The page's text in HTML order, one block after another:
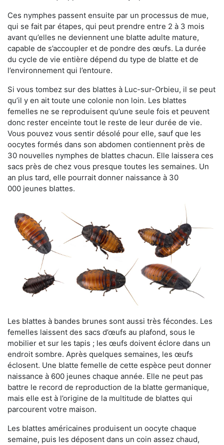
Ces nymphes passent ensuite par un processus de mue,
qui se fait par étapes, qui peut prendre entre 2 à 3 mois
avant qu’elles ne deviennent une blatte adulte mature,
capable de s’accoupler et de pondre des œufs. La durée
du cycle de vie entière dépend du type de blatte et de
l’environnement qui l’entoure.
Si vous tombez sur des blattes à Luc-sur-Orbieu, il se peut
qu’il y en ait toute une colonie non loin. Les blattes
femelles ne se reproduisent qu’une seule fois et peuvent
donc rester enceinte tout le reste de leur durée de vie.
Vous pouvez vous sentir désolé pour elle, sauf que les
oocytes formés dans son abdomen contiennent près de
30 nouvelles nymphes de blattes chacun. Elle laissera ces
sacs près de chez vous presque toutes les semaines. Un
an plus tard, elle pourrait donner naissance à 30
000 jeunes blattes.
Les blattes à bandes brunes sont aussi très fécondes. Les
femelles laissent des sacs d’œufs au plafond, sous le
mobilier et sur les tapis ; les œufs doivent éclore dans un
endroit sombre. Après quelques semaines, les œufs
éclosent. Une blatte femelle de cette espèce peut donner
naissance à 600 jeunes chaque année. Elle ne peut pas
battre le record de reproduction de la blatte germanique,
mais elle est à l’origine de la multitude de blattes qui
parcourent votre maison.
Les blattes américaines produisent un oocyte chaque
semaine, puis les déposent dans un coin assez chaud,